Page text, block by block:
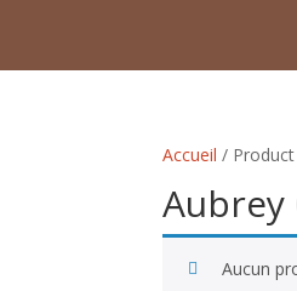
Accueil /
Aubrey
Aucun